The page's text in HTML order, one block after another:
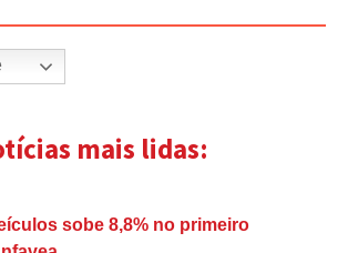
mais lidas:
sobe 8,8% no primeiro